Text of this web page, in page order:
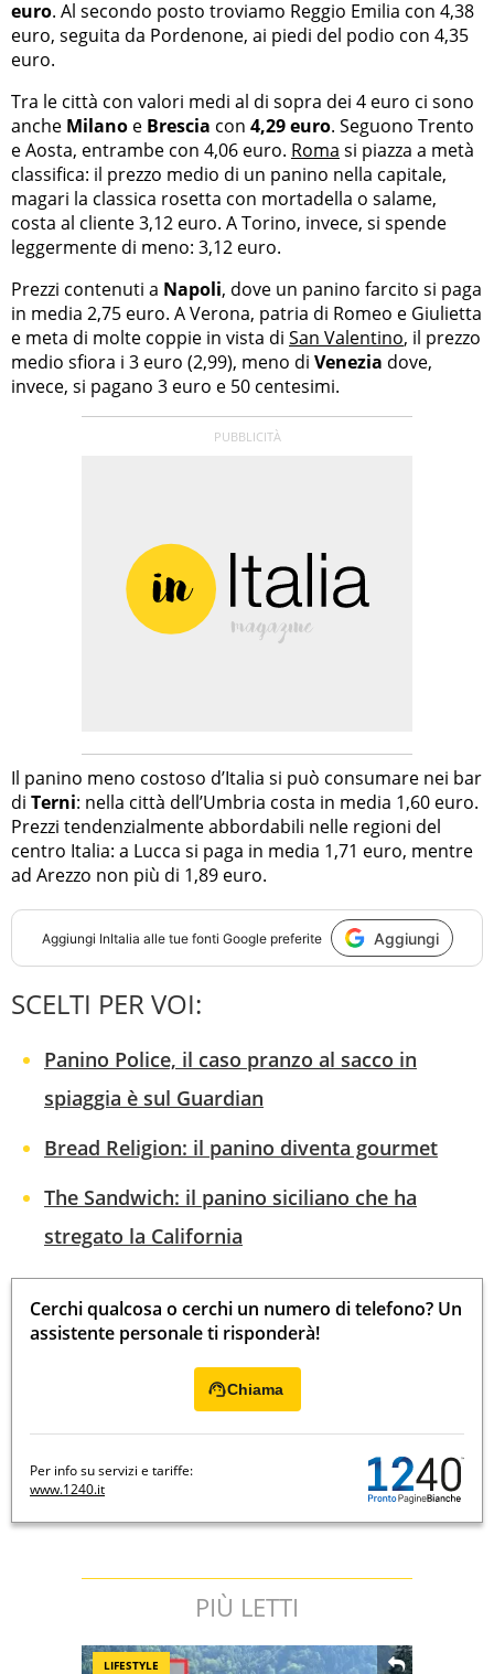
euro. Al secondo posto troviamo Reggio Emilia con 4,38
euro, seguita da Pordenone, ai piedi del podio con 4,35
euro.
Tra le città con valori medi al di sopra dei 4 euro ci sono
anche Milano e Brescia con 4,29 euro. Seguono Trento
e Aosta, entrambe con 4,06 euro. Roma si piazza a metà
classifica: il prezzo medio di un panino nella capitale,
magari la classica rosetta con mortadella o salame,
costa al cliente 3,12 euro. A Torino, invece, si spende
leggermente di meno: 3,12 euro.
Prezzi contenuti a Napoli, dove un panino farcito si paga
in media 2,75 euro. A Verona, patria di Romeo e Giulietta
e meta di molte coppie in vista di San Valentino, il prezzo
medio sfiora i 3 euro (2,99), meno di Venezia dove,
invece, si pagano 3 euro e 50 centesimi.
Il panino meno costoso d’Italia si può consumare nei bar
di Terni: nella città dell’Umbria costa in media 1,60 euro.
Prezzi tendenzialmente abbordabili nelle regioni del
centro Italia: a Lucca si paga in media 1,71 euro, mentre
ad Arezzo non più di 1,89 euro.
Aggiungi InItalia alle tue fonti Google preferite Aggiungi
SCELTI PER VOI:
Panino Police, il caso pranzo al sacco in
spiaggia è sul Guardian
Bread Religion: il panino diventa gourmet
The Sandwich: il panino siciliano che ha
stregato la California
Cerchi qualcosa o cerchi un numero di telefono? Un
assistente personale ti risponderà!
Chiama
Per info su servizi e tariffe:
www.1240.it
PIÙ LETTI
LIFESTYLE